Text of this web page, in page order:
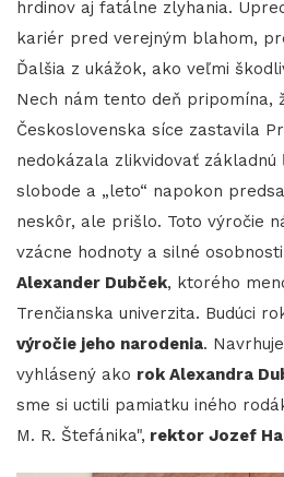
hrdinov aj fatálne zlyhania.
kariér pred verejným blahom,
Ďalšia z ukážok, ako veľmi
Nech nám tento deň pripomína,
Československa síce zastavila
nedokázala zlikvidovať základnú
slobode a „leto“ napokon
neskôr, ale prišlo. Toto výročie
vzácne hodnoty a silné
Alexander Dubček, ktorého
Trenčianska univerzita. Budúci
výročie jeho narodenia.
vyhlásený ako rok Alexandra
sme si uctili pamiatku iného
M. R. Štefánika", rektor Jozef